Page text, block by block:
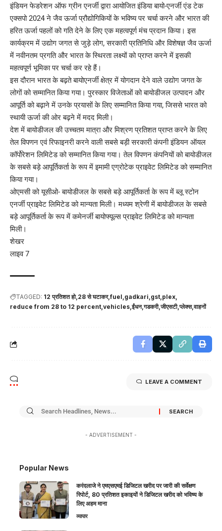
इंडियन फेडरेशन ऑफ ग्रीन एनर्जी द्वारा आयोजित इंडिया बायो-एनर्जी एंड टेक
एक्सपो 2024 ने जैव ऊर्जा प्रौद्योगिकियों के भविष्य पर चर्चा करने और भारत की
हरित ऊर्जा पहलों को गति देने के लिए एक महत्वपूर्ण मंच प्रदान किया। इस
कार्यक्रम में उद्योग जगत से जुड़े लोग, सरकारी प्रतिनिधि और विशेषज्ञ जैव ऊर्जा
में नवीनतम प्रगति और भारत के स्थिरता लक्ष्यों को प्राप्त करने में इसकी
महत्वपूर्ण भूमिका पर चर्चा कर रहे हैं।
इस दौरान भारत के बढ़ते बायोएनर्जी क्षेत्र में योगदान देने वाले उद्योग जगत के
लोगों को सम्मानित किया गया। पुरस्कार विजेताओं को बायोडीजल उत्पादन और
आपूर्ति को बढ़ाने में उनके प्रयासों के लिए सम्मानित किया गया, जिससे भारत को
स्थायी ऊर्जा की ओर बढ़ने में मदद मिली।
देश में बायोडीजल की उच्चतम मात्रा और मिश्रण प्रतिशत प्राप्त करने के लिए
तेल विपणन एवं रिफाइनरी करने वाली सबसे बड़ी सरकारी कंपनी इंडियन ऑयल
कॉर्पोरेशन लिमिटेड को सम्मानित किया गया। तेल विपणन कंपनियों को बायोडीजल
के सबसे बड़े आपूर्तिकर्ता के रूप में इमामी एग्रोटेक प्राइवेट लिमिटेड को सम्मानित
किया गया।
ओएमसी को यूसीओ- बायोडीजल के सबसे बड़े आपूर्तिकर्ता के रूप में ब्लू स्टोन
एनर्जी प्राइवेट लिमिटेड को मान्यता मिली। मध्यम श्रेणी में बायोडीजल के सबसे
बड़े आपूर्तिकर्ता के रूप में कमेनर्जी बायोफ्यूल्स प्राइवेट लिमिटेड को मान्यता
मिली।
शेखर
लाइव 7
TAGGED: 12 प्रतिशत हो 28 से घटाकर fuel gadkari gst plex
reduce from 28 to 12 percent vehicles ईंधन गडकरी जीएसटी प्लेक्स वाहनों
LEAVE A COMMENT
- ADVERTISEMENT -
Popular News
करंदलाजे ने एमएसएमई डिजिटल खरीद पर जारी की सर्वेक्षण
रिपोर्ट, 80 प्रतिशत इकाइयों ने डिजिटल खरीद को भविष्य के
लिए अहम माना
व्यापार